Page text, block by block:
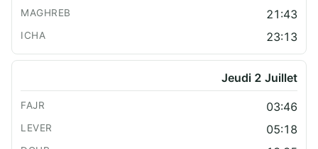
21:43
23:13
Jeudi 2 Juillet
03:46
05:18